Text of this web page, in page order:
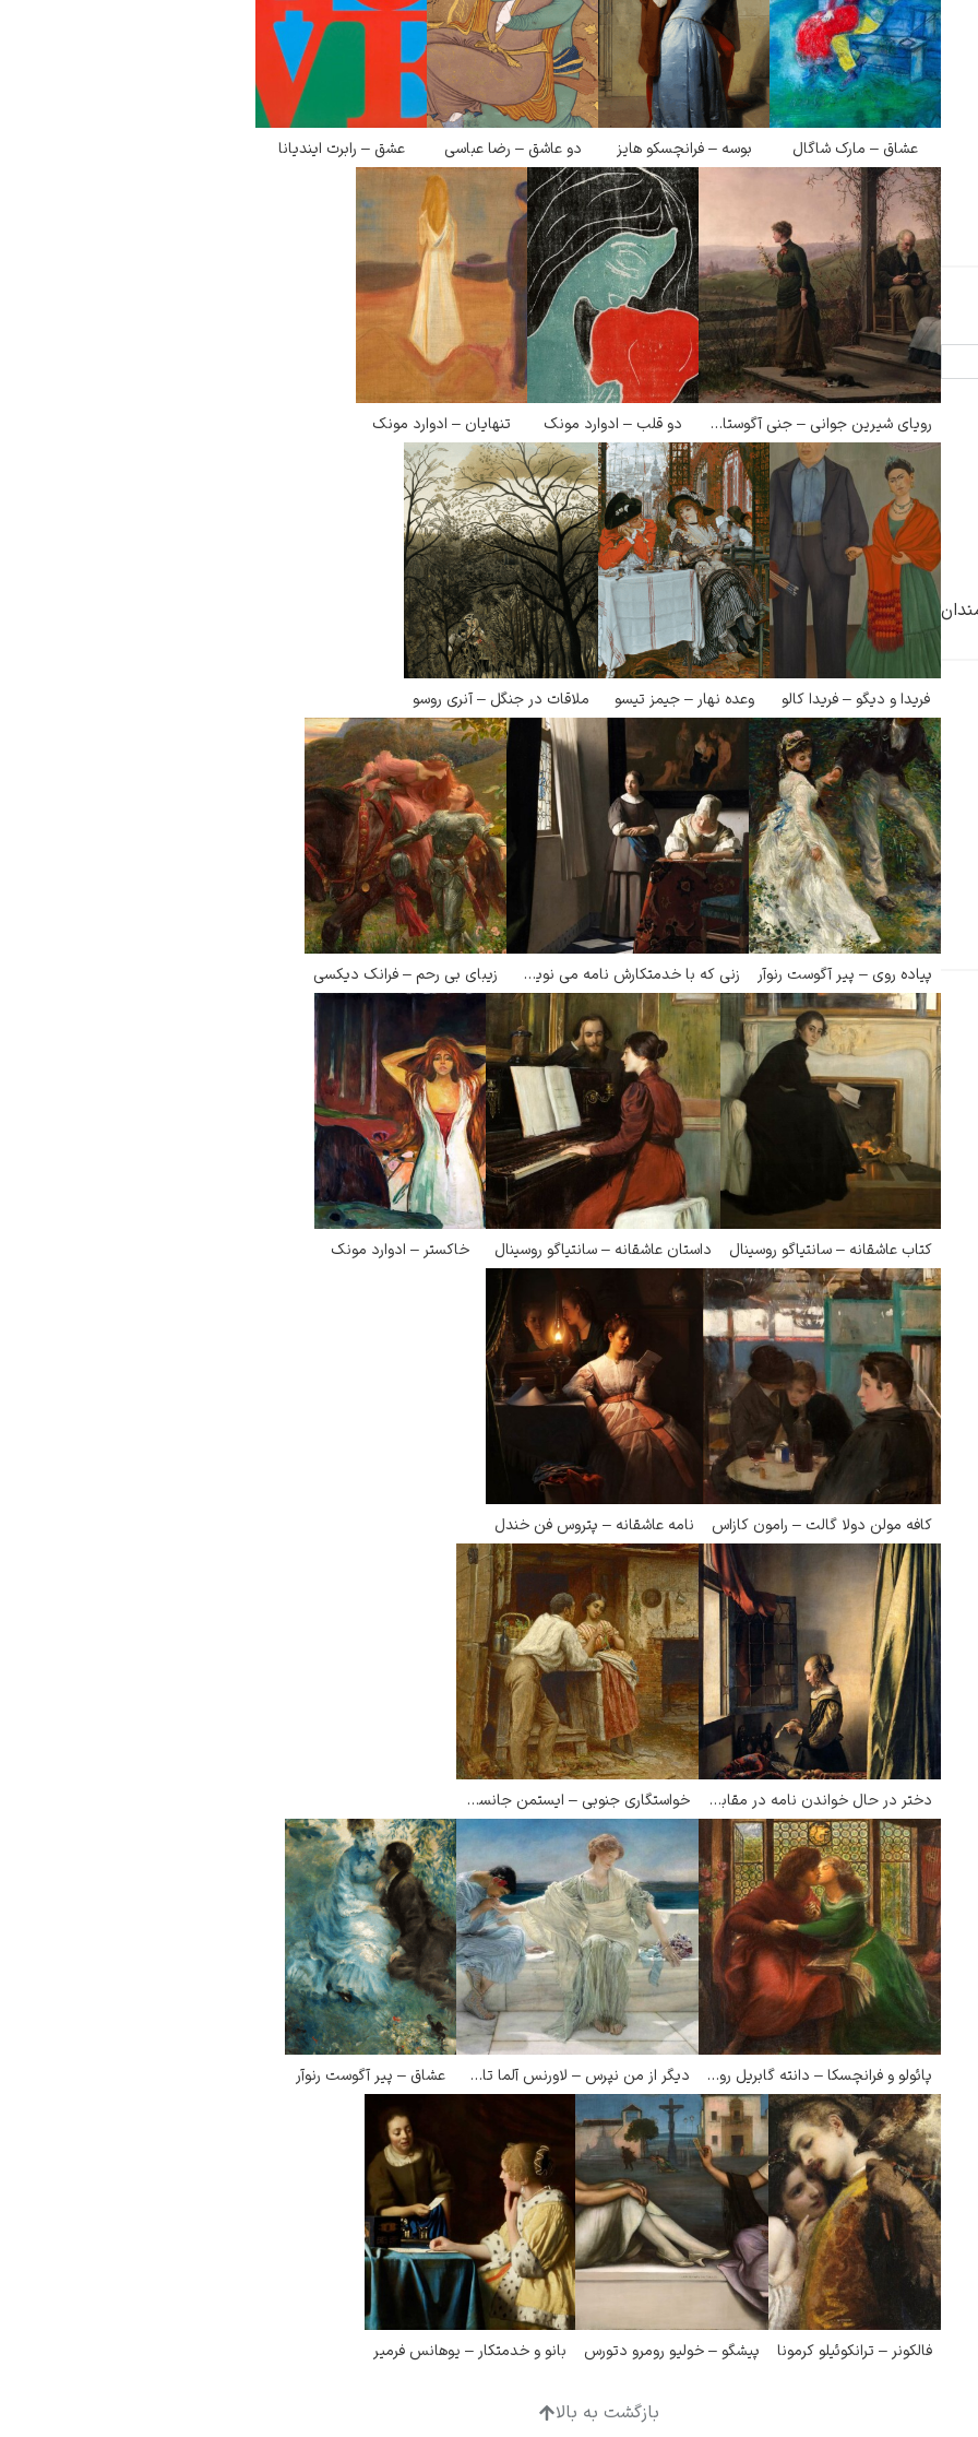
پیر آگوست رنوآر
پل سزان
یوهانس فرمیر
پرفروش‌ترین تابلوها
عشاق – مارک شاگال بوسه – فرانچسکو هایز دو عاشق – رضا عباسی عشق – رابرت ایندیانا
رویای شیرین جوانی – جنی آگوستا براونسکومب دو قلب – ادوارد مونک تنهایان – ادوارد مونک
فریدا و دیگو – فریدا کالو وعده نهار – جیمز تیسو ملاقات در جنگل – آنری روسو
پیاده روی – پیر آگوست رنوآر زنی که با خدمتکارش نامه می نویسد – یوهانس فرمیر زیبای بی رحم – فرانک دیکسی
کتاب عاشقانه – سانتیاگو روسینال داستان عاشقانه – سانتیاگو روسینال خاکستر – ادوارد مونک
کافه مولن دولا گالت – رامون کازاس نامه عاشقانه – پتروس فن خندل
دختر در حال خواندن نامه در مقابل پنجره باز – یوهانس فرمیر خواستگاری جنوبی – ایستمن جانسون
پائولو و فرانچسکا – دانته گابریل روستی دیگر از من نپرس – لاورنس آلما تادما عشاق – پیر آگوست رنوآر
فالکونر – ترانکوئیلو کرمونا پیشگو – خولیو رومرو دتورس بانو و خدمتکار – یوهانس فرمیر
بازگشت به بالا